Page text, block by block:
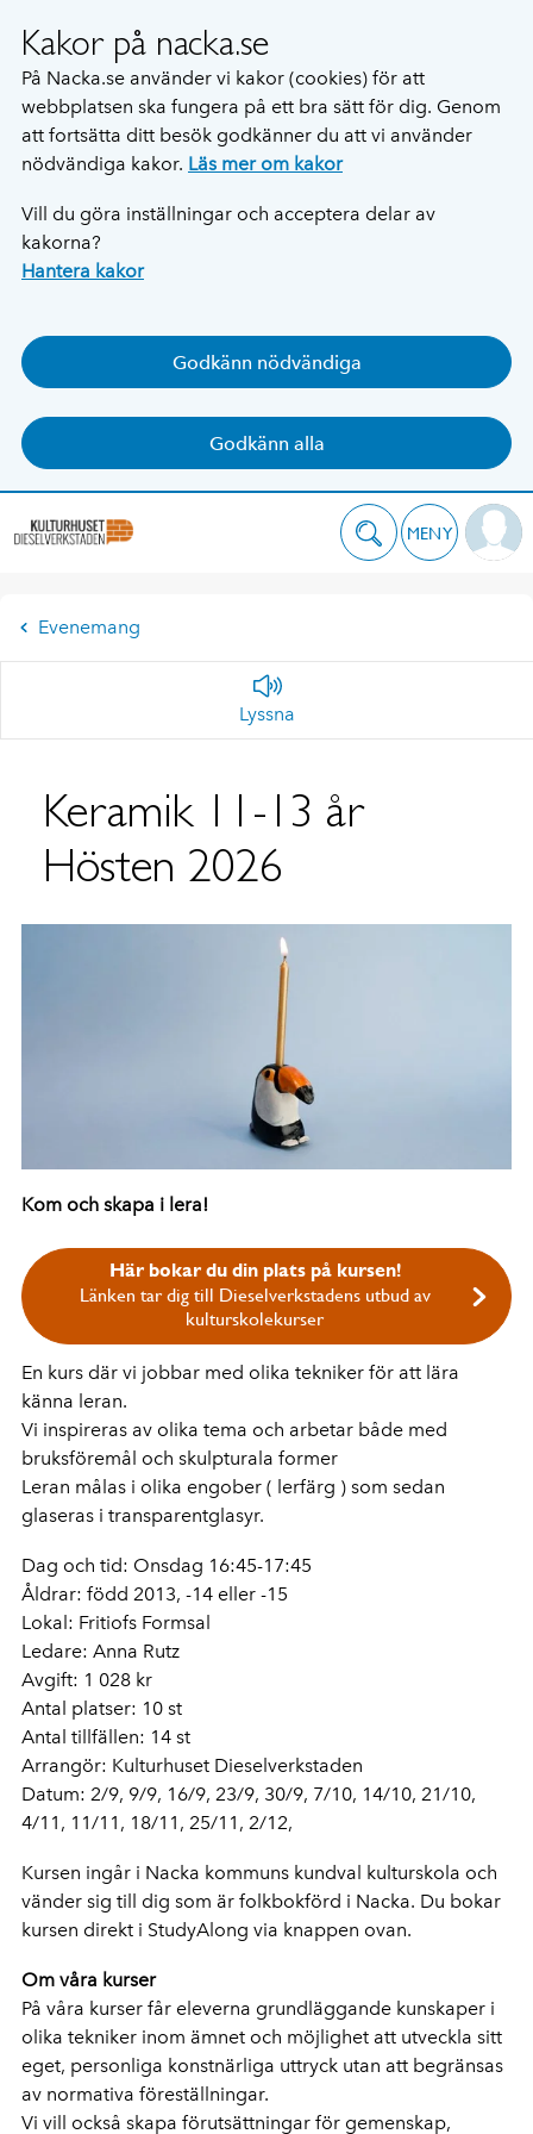
Kakor på nacka.se
På Nacka.se använder vi kakor (cookies) för att
webbplatsen ska fungera på ett bra sätt för dig. Genom
att fortsätta ditt besök godkänner du att vi använder
nödvändiga kakor. Läs mer om kakor
Vill du göra inställningar och acceptera delar av
kakorna?
Hantera kakor
Godkänn nödvändiga
Godkänn alla
MENY
Evenemang
Lyssna
Keramik 11-13 år
Hösten 2026
Kom och skapa i lera!
Här bokar du din plats på kursen!
Länken tar dig till Dieselverkstadens utbud av
kulturskolekurser
En kurs där vi jobbar med olika tekniker för att lära
känna leran.
Vi inspireras av olika tema och arbetar både med
bruksföremål och skulpturala former
Leran målas i olika engober ( lerfärg ) som sedan
glaseras i transparentglasyr.
Dag och tid: Onsdag 16:45-17:45
Åldrar: född 2013, -14 eller -15
Lokal: Fritiofs Formsal
Ledare: Anna Rutz
Avgift: 1 028 kr
Antal platser: 10 st
Antal tillfällen: 14 st
Arrangör: Kulturhuset Dieselverkstaden
Datum: 2/9, 9/9, 16/9, 23/9, 30/9, 7/10, 14/10, 21/10,
4/11, 11/11, 18/11, 25/11, 2/12,
Kursen ingår i Nacka kommuns kundval kulturskola och
vänder sig till dig som är folkbokförd i Nacka. Du bokar
kursen direkt i StudyAlong via knappen ovan.
Om våra kurser
På våra kurser får eleverna grundläggande kunskaper i
olika tekniker inom ämnet och möjlighet att utveckla sitt
eget, personliga konstnärliga uttryck utan att begränsas
av normativa föreställningar.
Vi vill också skapa förutsättningar för gemenskap,